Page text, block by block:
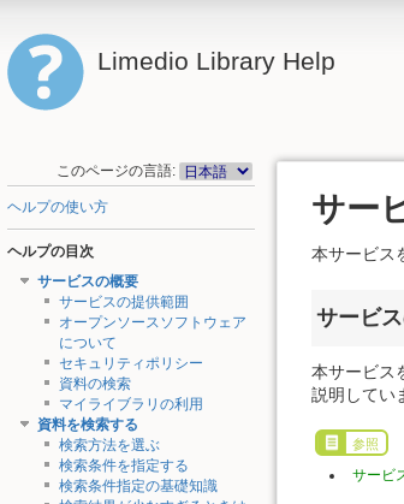
Limedio Library Help
このページの言語:
ヘルプの使い方
ヘルプの目次
サービスの概要
サービスの提供範囲
オープンソースソフトウェア
について
セキュリティポリシー
資料の検索
マイライブラリの利用
資料を検索する
検索方法を選ぶ
検索条件を指定する
検索条件指定の基礎知識
サー
本サービス
サービ
本サービス
説明してい
参照
サービ